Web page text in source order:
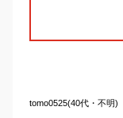
tomo0525(40代・不明)